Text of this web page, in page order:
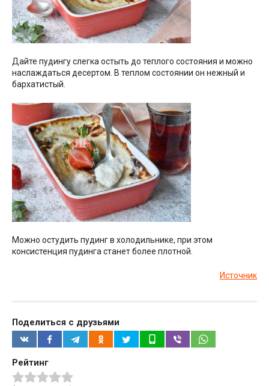
Дайте пудингу слегка остыть до теплого состояния и можно
наслаждаться десертом. В теплом состоянии он нежный и
бархатистый.
Можно остудить пудинг в холодильнике, при этом
консистенция пудинга станет более плотной.
Источник
Поделиться с друзьями
Рейтинг